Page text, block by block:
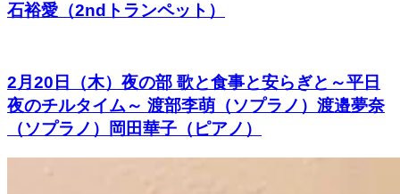
石裕愛（2ndトランペット）
2月20日（木）夜の部 歌と食事と安らぎと～平日
夜のチルタイム～ 渡部李萌（ソプラノ）渡邉夢奈
（ソプラノ）岡田華子（ピアノ）